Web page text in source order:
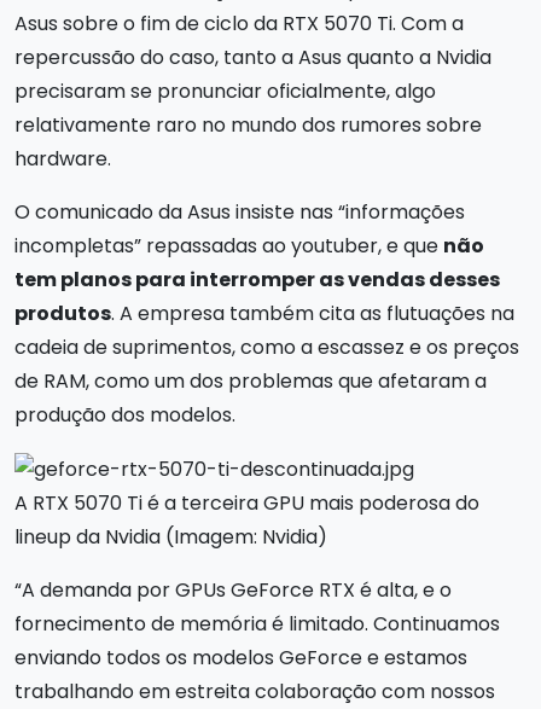
Asus sobre o fim de ciclo da RTX 5070 Ti. Com a
repercussão do caso, tanto a Asus quanto a Nvidia
precisaram se pronunciar oficialmente, algo
relativamente raro no mundo dos rumores sobre
hardware.
O comunicado da Asus insiste nas “informações
incompletas” repassadas ao youtuber, e que não
tem planos para interromper as vendas desses
produtos. A empresa também cita as flutuações na
cadeia de suprimentos, como a escassez e os preços
de RAM, como um dos problemas que afetaram a
produção dos modelos.
A RTX 5070 Ti é a terceira GPU mais poderosa do
lineup da Nvidia (Imagem: Nvidia)
“A demanda por GPUs GeForce RTX é alta, e o
fornecimento de memória é limitado. Continuamos
enviando todos os modelos GeForce e estamos
trabalhando em estreita colaboração com nossos